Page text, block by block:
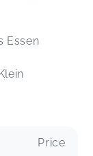
Essen
Price